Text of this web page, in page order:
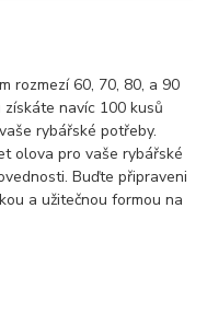
rozmezí 60, 70, 80, a 90
navíc 100 kusů
rybářské potřeby.
olova pro vaše rybářské
Buďte připraveni
a užitečnou formou na